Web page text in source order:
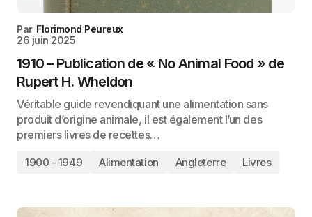
Par Florimond Peureux
26 juin 2025
1910 – Publication de « No Animal Food » de
Rupert H. Wheldon
Véritable guide revendiquant une alimentation sans
produit d’origine animale, il est également l’un des
premiers livres de recettes…
1900 - 1949 Alimentation Angleterre Livres